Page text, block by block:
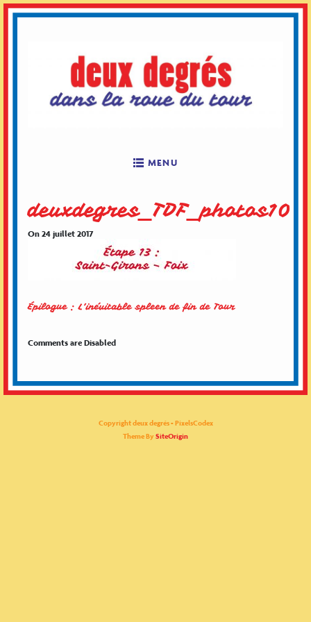
MENU
deuxdegres_TDF_photos10
On 24 juillet 2017
Épilogue : L’inévitable spleen de fin de Tour
Comments are Disabled
Copyright deux degrés - PixelsCodex
Theme By SiteOrigin